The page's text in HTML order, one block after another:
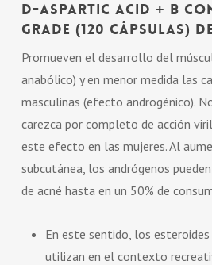
D-aspartic Acid + B
Grade (120 Cápsulas)
Promueven el desarrollo del
anabólico) y en menor medida las
masculinas (efecto androgénico).
carezca por completo de acción
este efecto en las mujeres. Al
subcutánea, los andrógenos
de acné hasta en un 50% de
En este sentido, los
utilizan en el contexto